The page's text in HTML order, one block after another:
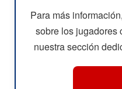
Para más
sobre los jugadores
nuestra sección